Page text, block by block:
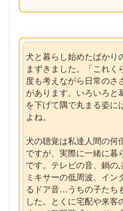
犬と暮らし始めたばかり
まずきました。「これく
度も考えながら日常のさ
があります。いろいろと
を下げて隅で丸まる姿に
よね。
犬の聴覚は私達人間の何
ですが、実際に一緒に暮
です。テレビの音、鍋の
ミキサーの低周波、イン
るドア音…うちの子たち
した。とくに宅配や来